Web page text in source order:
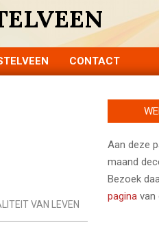
CONTACT
VAN LEVEN
Aan deze
maand
Bezoek
pagina van